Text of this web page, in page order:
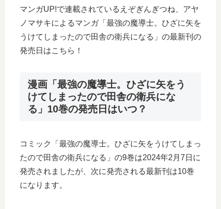
マンガUP!で連載されているえぞぎんぎつね、アヤ
ノマサキによるマンガ「最強の魔導士。ひざに矢を
うけてしまったので田舎の衛兵になる」の最新刊の
発売日はこちら！
漫画「最強の魔導士。ひざに矢をう
けてしまったので田舎の衛兵にな
る」10巻の発売日はいつ？
コミック「最強の魔導士。ひざに矢をうけてしまっ
たので田舎の衛兵になる」の9巻は2024年2月7日に
発売されましたが、次に発売される最新刊は10巻
になります。